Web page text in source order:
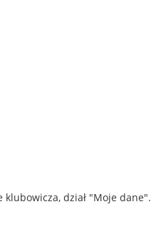
dział "Moje dane".